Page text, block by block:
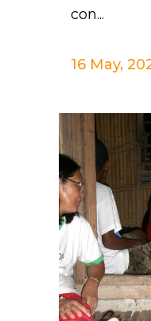
con...
16 May,